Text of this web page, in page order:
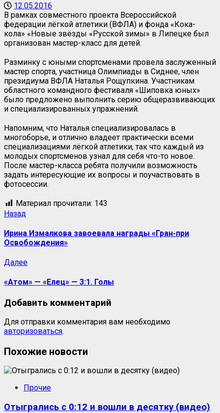
12.05.2016
В рамках совместного проекта Всероссийской
федерации лёгкой атлетики (ВФЛА) и фонда «Кока-
кола» «Новые звёзды «Русской зимы» в Липецке был
организован мастер-класс для детей.
Разминку с юными спортсменами провела заслуженный
мастер спорта, участница Олимпиады в Сиднее, член
президиума ВФЛА Наталья Рощупкина. Участникам
областного командного фестиваля «Шиповка юных»
было предложено выполнить серию общеразвивающих
и специализированных упражнений.
Напомним, что Наталья специализировалась в
многоборье, и отлично владеет практически всеми
специализациями лёгкой атлетики, так что каждый из
молодых спортсменов узнал для себя что-то новое.
После мастер-класса ребята получили возможность
задать интересующие их вопросы и поучаствовать в
фотосессии.
Материал прочитали: 143
Назад
Ирина Измалкова завоевала награды «Гран-при
Освобождения»
Далее
«Атом» — «Елец» — 3:1. Голы
Добавить комментарий
Для отправки комментария вам необходимо
авторизоваться.
Похожие новости
Прочие
Отыгрались с 0:12 и вошли в десятку (видео)